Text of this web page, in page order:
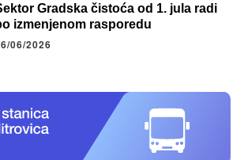
Gradska čistoća od 1. jula radi
izmenjenom rasporedu
06/2026